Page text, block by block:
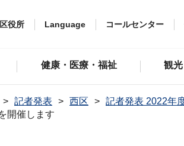
区役所 Language コールセンター
健康・医療・福祉 観
記者発表 西区
記者発表 2022年
開催します